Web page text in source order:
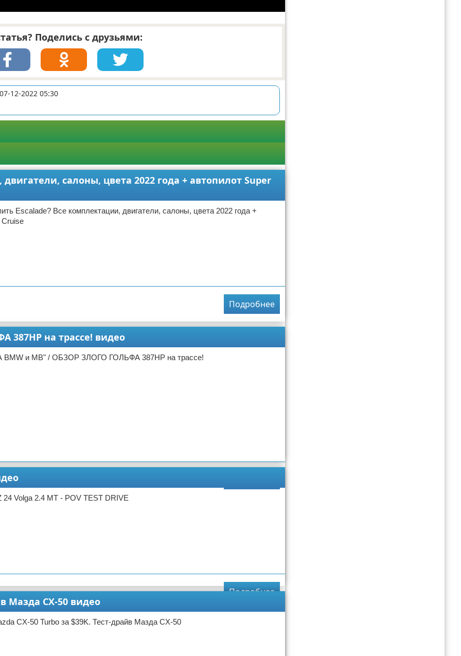
Поделись с друзьями:
07-12-2022 05:30
салоны, цвета 2022 года + автопилот Super
Escalade? Все комплектации, двигатели, салоны, цвета 2022 года +
Cruise
Подробнее
на трассе! видео
и MB" / ОБЗОР ЗЛОГО ГОЛЬФА 387HP на трассе!
24 Volga 2.4 MT - POV TEST DRIVE
Подробнее
Мазда CX-50 видео
CX-50 Turbo за $39K. Тест-драйв Мазда CX-50